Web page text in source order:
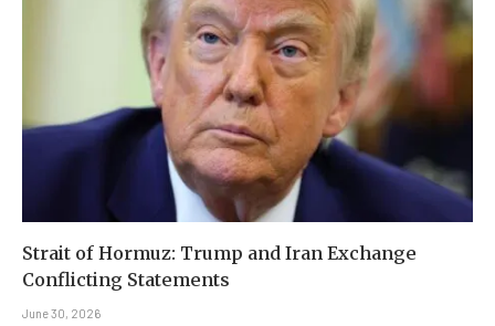
Strait of Hormuz: Trump and Iran Exchange
Conflicting Statements
June 30, 2026